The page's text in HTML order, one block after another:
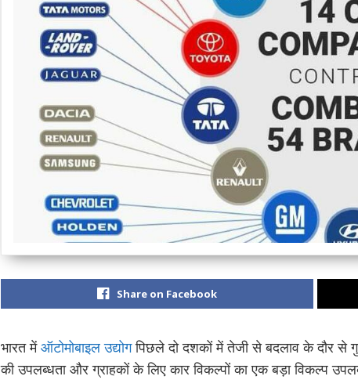
Share on Facebook
भारत मेंऑटोमोबाइल उद्योगपिछले दो दशकों में तेजी से बदलाव के दौर से
की उपलब्धता और ग्राहकों के लिए कार विकल्पों का एक बड़ा विकल्प